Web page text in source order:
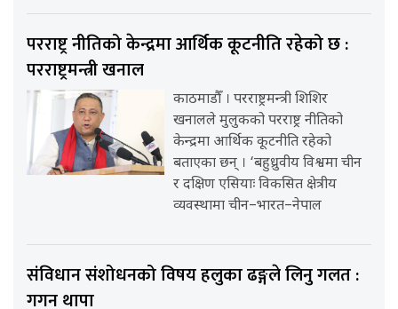
परराष्ट्र नीतिको केन्द्रमा आर्थिक कूटनीति रहेको छ :
परराष्ट्रमन्त्री खनाल
काठमाडौँ । परराष्ट्रमन्त्री शिशिर
खनालले मुलुकको परराष्ट्र नीतिको
केन्द्रमा आर्थिक कूटनीति रहेको
बताएका छन् । ‘बहुध्रुवीय विश्वमा चीन
र दक्षिण एसियाः विकसित क्षेत्रीय
व्यवस्थामा चीन–भारत–नेपाल
संविधान संशोधनको विषय हलुका ढङ्गले लिनु गलत :
गगन थापा